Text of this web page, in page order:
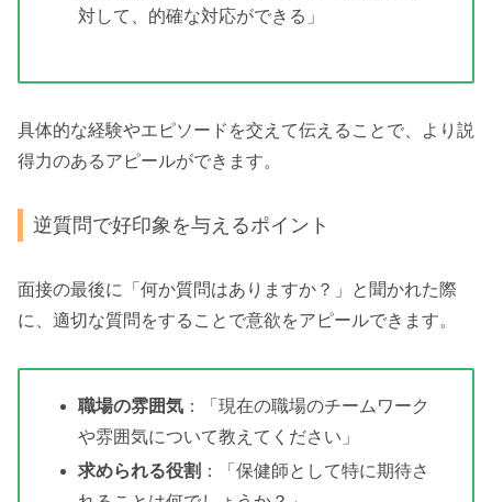
対して、的確な対応ができる」
具体的な経験やエピソードを交えて伝えることで、より説
得力のあるアピールができます。
逆質問で好印象を与えるポイント
面接の最後に「何か質問はありますか？」と聞かれた際
に、適切な質問をすることで意欲をアピールできます。
職場の雰囲気 ：「現在の職場のチームワーク
や雰囲気について教えてください」
求められる役割 ：「保健師として特に期待さ